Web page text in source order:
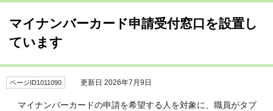
マイナンバーカード申請受付窓口を設置し
ています
ページID1011090 更新日 2026年7月9日
マイナンバーカードの申請を希望する人を対象に、職員がタブ